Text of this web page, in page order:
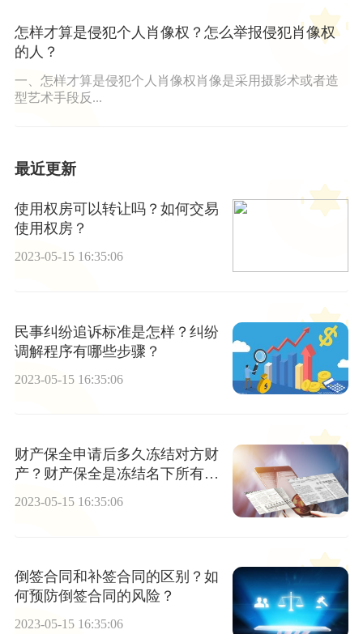
怎样才算是侵犯个人肖像权？怎么举报侵犯肖像权
的人？
一、怎样才算是侵犯个人肖像权肖像是采用摄影术或者造
型艺术手段反...
最近更新
使用权房可以转让吗？如何交易
使用权房？
2023-05-15 16:35:06
民事纠纷追诉标准是怎样？纠纷
调解程序有哪些步骤？
2023-05-15 16:35:06
财产保全申请后多久冻结对方财
产？财产保全是冻结名下所有账
户吗？
2023-05-15 16:35:06
倒签合同和补签合同的区别？如
何预防倒签合同的风险？
2023-05-15 16:35:06